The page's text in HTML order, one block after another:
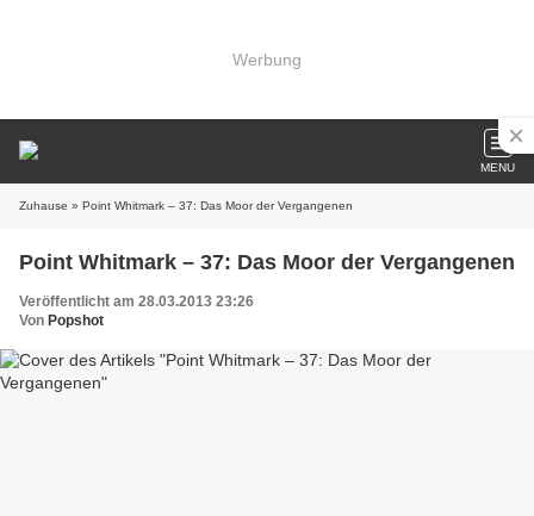
Werbung
MENU
Zuhause » Point Whitmark – 37: Das Moor der Vergangenen
Point Whitmark – 37: Das Moor der Vergangenen
Veröffentlicht am 28.03.2013 23:26
Von Popshot